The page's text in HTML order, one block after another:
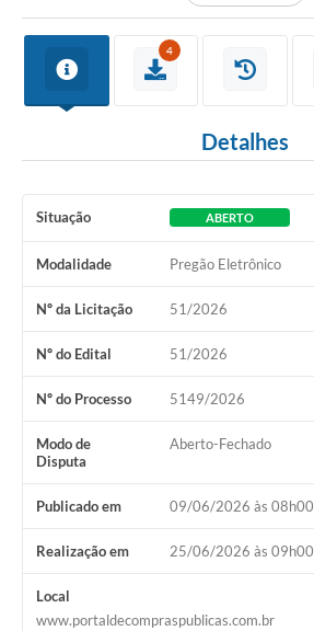
Coleta seletiva - Informações
A Nossa Cidade
A Prefeitura
Audiências Públicas
Arquivos para Download
Galeria de Vídeos
Gabinetes e Secretarias
Contas Públicas
Editais
Serviços Online
4
Detalhes
Situação ABERTO
Modalidade Pregão Eletrônico
Nº da Licitação 51/2026
Nº do Edital 51/2026
Nº do Processo 5149/2026
Modo de
Disputa
Aberto-Fechado
Publicado em 09/06/2026 às 08h00
Realização em 25/06/2026 às 09h00
Local
www.portaldecompraspublicas.com.br